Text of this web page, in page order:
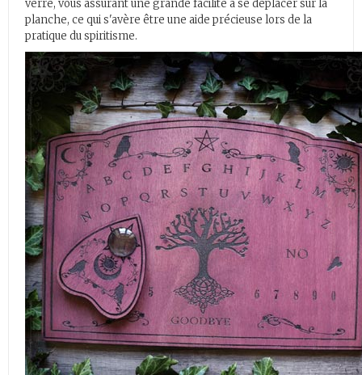
verre, vous assurant une grande facilité à se déplacer sur la
planche, ce qui s'avère être une aide précieuse lors de la
pratique du spiritisme.